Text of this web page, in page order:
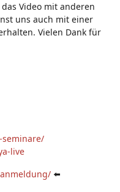
Video mit anderen
uns auch mit einer
Vielen Dank für
seminare/
live
⬅️